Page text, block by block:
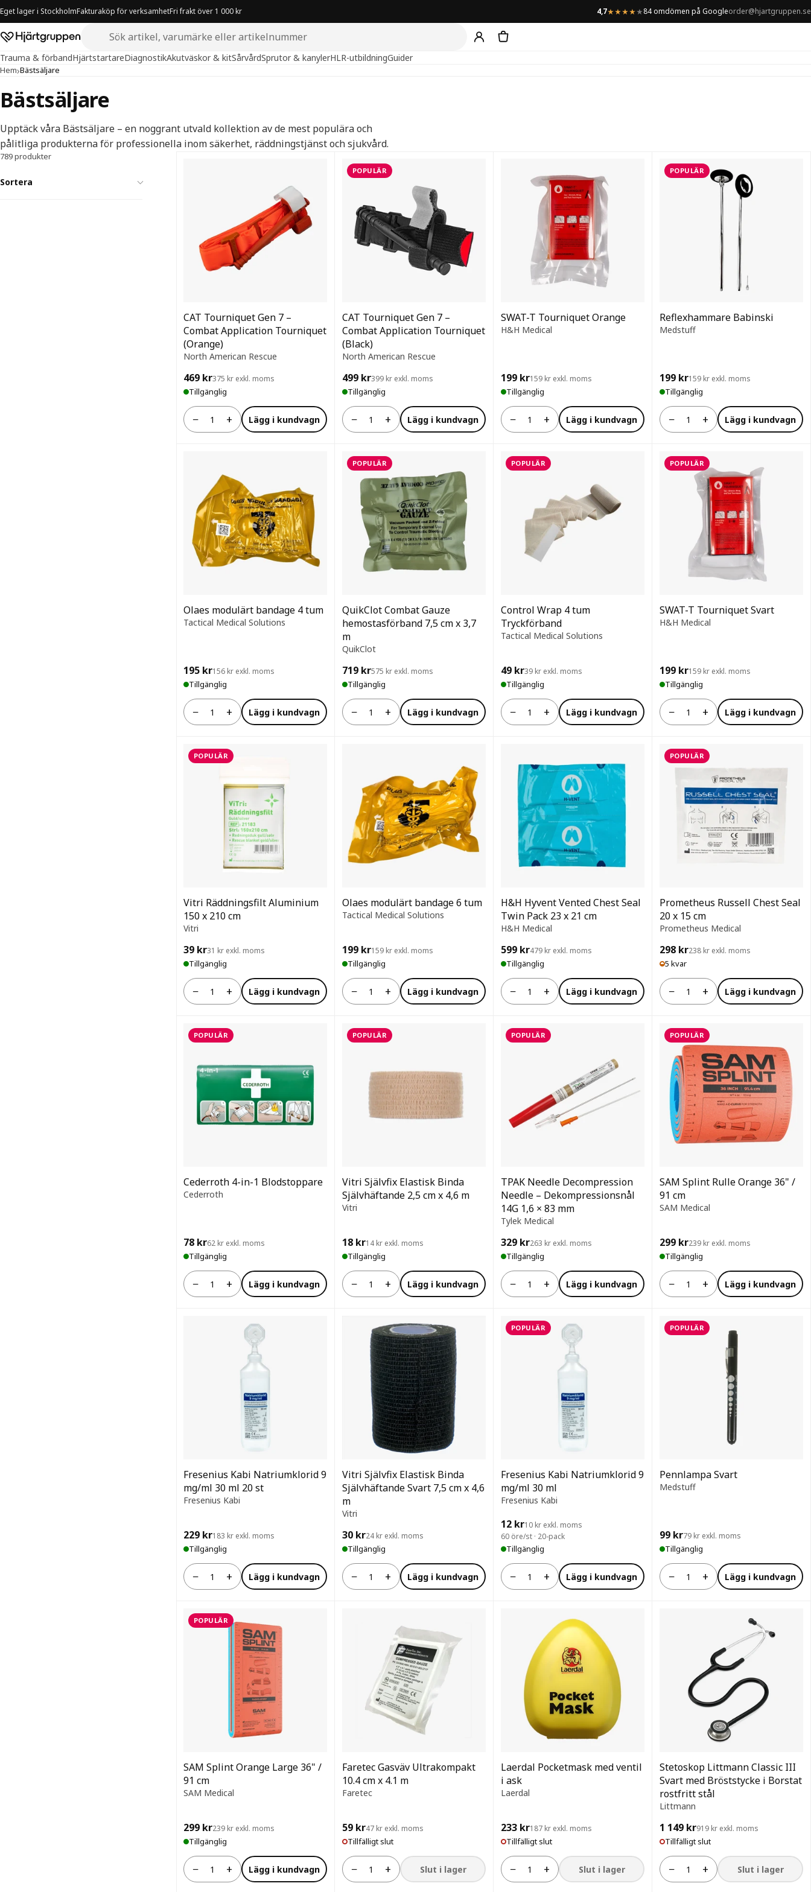
Eget lager i StockholmFakturaköp för verksamhetFri frakt över 1 000 kr 4,7★★★★★84 omdömen på Googleorder@hjartgruppen.se
Hjärtgruppen – startsida
Trauma & förbandHjärtstartareDiagnostikAkutväskor & kitSårvårdSprutor & kanylerHLR-utbildningGuider
Hem›Bästsäljare
Bästsäljare
Upptäck våra Bästsäljare – en noggrant utvald kollektion av de mest populära och
pålitliga produkterna för professionella inom säkerhet, räddningstjänst och sjukvård.
789 produkter
Sortera
Bästsäljare — alla produkter
CAT Tourniquet Gen 7 –
Combat Application Tourniquet
(Orange)
North American Rescue
469 kr375 kr exkl. moms
Tillgänglig
−
Antal + Lägg i kundvagn
POPULÄR
CAT Tourniquet Gen 7 –
Combat Application Tourniquet
(Black)
North American Rescue
499 kr399 kr exkl. moms
Tillgänglig
−
Antal + Lägg i kundvagn
SWAT-T Tourniquet Orange
H&H Medical
199 kr159 kr exkl. moms
Tillgänglig
−
Antal + Lägg i kundvagn
POPULÄR
Reflexhammare Babinski
Medstuff
199 kr159 kr exkl. moms
Tillgänglig
−
Antal + Lägg i kundvagn
Olaes modulärt bandage 4 tum
Tactical Medical Solutions
195 kr156 kr exkl. moms
Tillgänglig
−
Antal + Lägg i kundvagn
POPULÄR
QuikClot Combat Gauze
hemostasförband 7,5 cm x 3,7
m
QuikClot
719 kr575 kr exkl. moms
Tillgänglig
−
Antal + Lägg i kundvagn
POPULÄR
Control Wrap 4 tum
Tryckförband
Tactical Medical Solutions
49 kr39 kr exkl. moms
Tillgänglig
−
Antal + Lägg i kundvagn
POPULÄR
SWAT-T Tourniquet Svart
H&H Medical
199 kr159 kr exkl. moms
Tillgänglig
−
Antal + Lägg i kundvagn
POPULÄR
Vitri Räddningsfilt Aluminium
150 x 210 cm
Vitri
39 kr31 kr exkl. moms
Tillgänglig
−
Antal + Lägg i kundvagn
Olaes modulärt bandage 6 tum
Tactical Medical Solutions
199 kr159 kr exkl. moms
Tillgänglig
−
Antal + Lägg i kundvagn
H&H Hyvent Vented Chest Seal
Twin Pack 23 x 21 cm
H&H Medical
599 kr479 kr exkl. moms
Tillgänglig
−
Antal + Lägg i kundvagn
POPULÄR
Prometheus Russell Chest Seal
20 x 15 cm
Prometheus Medical
298 kr238 kr exkl. moms
5 kvar
−
Antal + Lägg i kundvagn
POPULÄR
Cederroth 4-in-1 Blodstoppare
Cederroth
78 kr62 kr exkl. moms
Tillgänglig
−
Antal + Lägg i kundvagn
POPULÄR
Vitri Självfix Elastisk Binda
Självhäftande 2,5 cm x 4,6 m
Vitri
18 kr14 kr exkl. moms
Tillgänglig
−
Antal + Lägg i kundvagn
POPULÄR
TPAK Needle Decompression
Needle – Dekompressionsnål
14G 1,6 × 83 mm
Tylek Medical
329 kr263 kr exkl. moms
Tillgänglig
−
Antal + Lägg i kundvagn
POPULÄR
SAM Splint Rulle Orange 36" /
91 cm
SAM Medical
299 kr239 kr exkl. moms
Tillgänglig
−
Antal + Lägg i kundvagn
Fresenius Kabi Natriumklorid 9
mg/ml 30 ml 20 st
Fresenius Kabi
229 kr183 kr exkl. moms
Tillgänglig
−
Antal + Lägg i kundvagn
Vitri Självfix Elastisk Binda
Självhäftande Svart 7,5 cm x 4,6
m
Vitri
30 kr24 kr exkl. moms
Tillgänglig
−
Antal + Lägg i kundvagn
POPULÄR
Fresenius Kabi Natriumklorid 9
mg/ml 30 ml
Fresenius Kabi
12 kr10 kr exkl. moms
60 öre/st · 20-pack
Tillgänglig
−
Antal + Lägg i kundvagn
POPULÄR
Pennlampa Svart
Medstuff
99 kr79 kr exkl. moms
Tillgänglig
−
Antal + Lägg i kundvagn
POPULÄR
SAM Splint Orange Large 36" /
91 cm
SAM Medical
299 kr239 kr exkl. moms
Tillgänglig
−
Antal + Lägg i kundvagn
Faretec Gasväv Ultrakompakt
10.4 cm x 4.1 m
Faretec
59 kr47 kr exkl. moms
Tillfälligt slut
−
Antal + Slut i lager
Laerdal Pocketmask med ventil
i ask
Laerdal
233 kr187 kr exkl. moms
Tillfälligt slut
−
Antal + Slut i lager
Stetoskop Littmann Classic III
Svart med Bröststycke i Borstat
rostfritt stål
Littmann
1 149 kr919 kr exkl. moms
Tillfälligt slut
−
Antal + Slut i lager